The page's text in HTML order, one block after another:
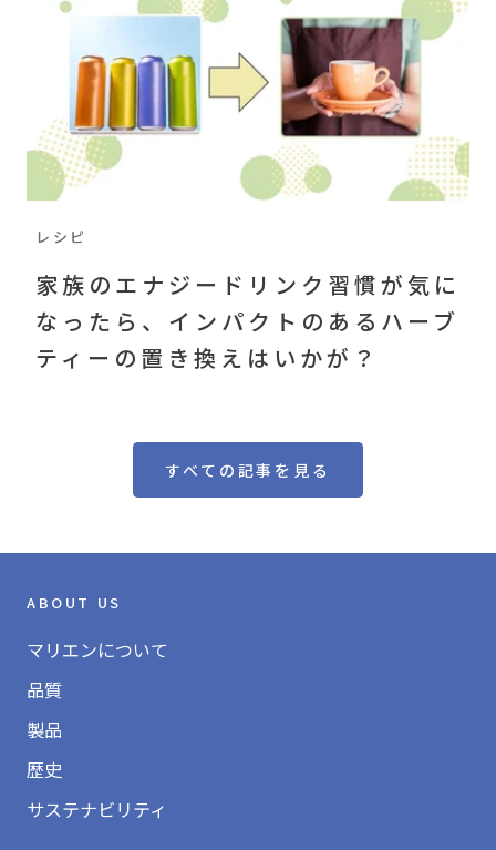
レシピ
家族のエナジードリンク習慣が気に
なったら、インパクトのあるハーブ
ティーの置き換えはいかが？
すべての記事を見る
ABOUT US
マリエンについて
品質
製品
歴史
サステナビリティ